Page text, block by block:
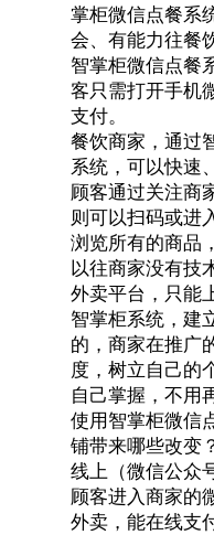
掌柜微信点餐系
会、有能力往餐
智掌柜微信点餐
客只需打开手机
支付。
餐饮商家，通过
系统，可以快速
顾客通过关注商
则可以扫码或进
浏览所有的商品
以往商家没有技
外卖平台，只能
智掌柜系统，建
的，商家在推广
度，树立自己的
自己掌握，不用
使用 智掌柜微信
铺带来哪些改变
线上（微信公众
顾客进入商家的
外卖，能在线支